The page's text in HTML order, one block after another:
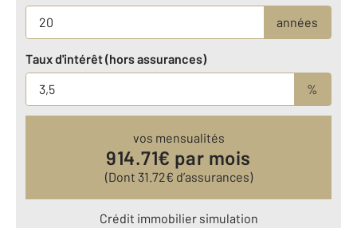
années
Taux d'intérêt (hors assurances)
%
vos mensualités
914.71€ par mois
(Dont 31.72€ d’assurances)
Crédit immobilier simulation